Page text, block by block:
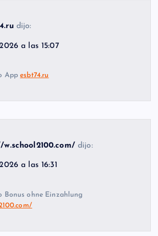
dijo:
a las 15:07
Appesbt74.ru
w.school2100.com/ dijo:
a las 16:31
Bonus ohne Einzahlung